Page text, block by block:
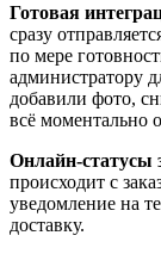
Готовая
сразу
по мере
администратору
добавили фото,
всё моментально
Онлайн‑статусы
происходит с
уведомление на
доставку.